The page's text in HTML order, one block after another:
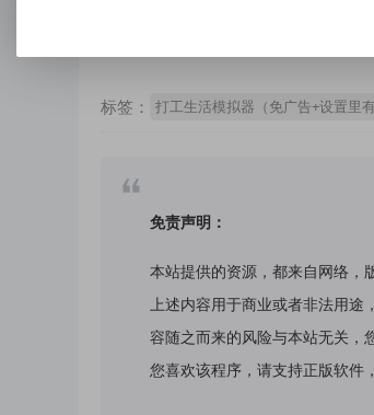
标签： 打工生活模拟器（免广告+设置里
免责声明：
本站提供的资源，都来自网络，
上述内容用于商业或者非法用途
容随之而来的风险与本站无关，
您喜欢该程序，请支持正版软